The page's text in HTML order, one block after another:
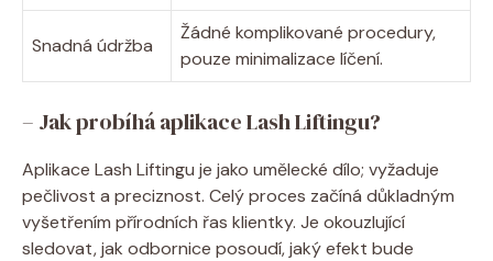
Snadná údržba
Žádné komplikované procedury,
pouze minimalizace líčení.
– Jak probíhá aplikace Lash Liftingu?
Aplikace Lash Liftingu je jako umělecké dílo; vyžaduje
pečlivost a preciznost. Celý proces začíná důkladným
vyšetřením přírodních řas klientky. Je okouzlující
sledovat, jak odbornice posoudí, jaký efekt bude